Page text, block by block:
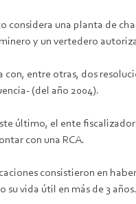
considera una planta de
y un vertedero
con, entre otras, dos
(del año 2004).
último, el ente
con una RCA.
consistieron en
su vida útil en más de 3 años.